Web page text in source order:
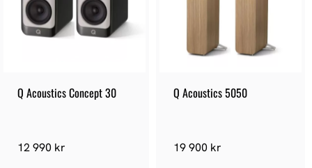
Q Acoustics Concept 30
12 990 kr
Q Acoustics 5050
19 900 kr